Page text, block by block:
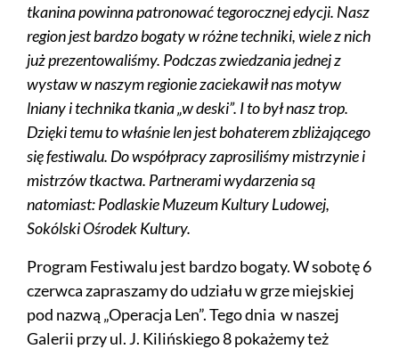
tkanina powinna patronować tegorocznej edycji. Nasz
region jest bardzo bogaty w różne techniki, wiele z nich
już prezentowaliśmy. Podczas zwiedzania jednej z
wystaw w naszym regionie zaciekawił nas motyw
lniany i technika tkania „w deski”. I to był nasz trop.
Dzięki temu to właśnie len jest bohaterem zbliżającego
się festiwalu. Do współpracy zaprosiliśmy mistrzynie i
mistrzów tkactwa. Partnerami wydarzenia są
natomiast: Podlaskie Muzeum Kultury Ludowej,
Sokólski Ośrodek Kultury.
Program Festiwalu jest bardzo bogaty. W sobotę 6
czerwca zapraszamy do udziału w grze miejskiej
pod nazwą „Operacja Len”. Tego dnia w naszej
Galerii przy ul. J. Kilińskiego 8 pokażemy też